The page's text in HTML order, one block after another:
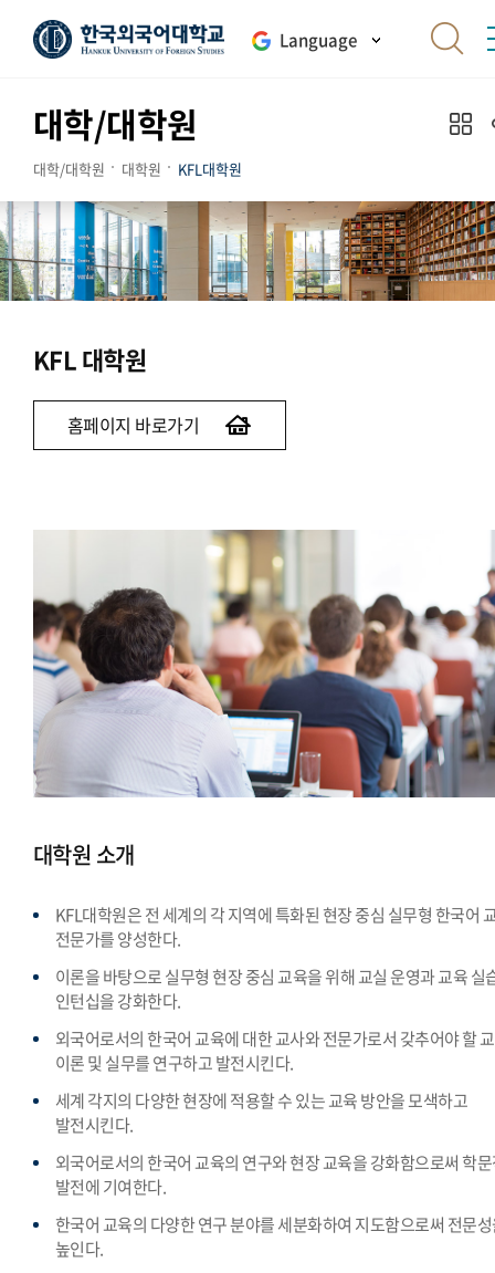
Language
대학/대학원
대학/대학원 대학원 KFL대학원
KFL 대학원
홈페이지 바로가기
대학원 소개
KFL대학원은 전 세계의 각 지역에 특화된 현장 중심 실무형 한국어
전문가를 양성한다.
이론을 바탕으로 실무형 현장 중심 교육을 위해 교실 운영과 교육 실
인턴십을 강화한다.
외국어로서의 한국어 교육에 대한 교사와 전문가로서 갖추어야 할
이론 및 실무를 연구하고 발전시킨다.
세계 각지의 다양한 현장에 적용할 수 있는 교육 방안을 모색하고
발전시킨다.
외국어로서의 한국어 교육의 연구와 현장 교육을 강화함으로써 학
발전에 기여한다.
한국어 교육의 다양한 연구 분야를 세분화하여 지도함으로써 전문
높인다.